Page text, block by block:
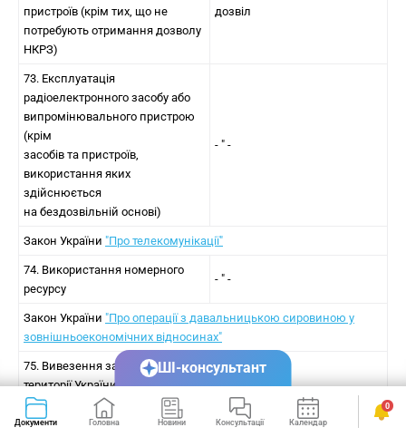
пристроїв (крім тих, що не
потребують отримання дозволу
НКРЗ)
дозвіл
73. Експлуатація
радіоелектронного засобу або
випромінювального пристрою
(крім
засобів та пристроїв,
використання яких
здійснюється
на бездозвільній основі)
- " -
Закон України "Про телекомунікації"
74. Використання номерного
ресурсу
- " -
Закон України "Про операції з давальницькою сировиною у
зовнішньоекономічних відносинах"
75. Вивезення за межі митної
території України як
давальницької сировини
дорогоцінних металів і
погодження (у формі листа)
Документи Головна Новини Консультації Календар Сервіси
0
ШІ-консультант